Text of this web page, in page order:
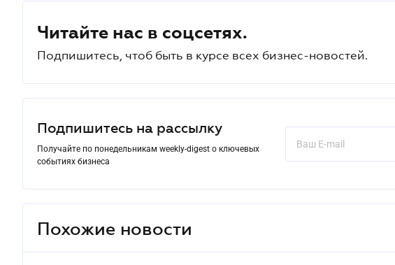
Читайте нас в соцсетях.
Подпишитесь, чтоб быть в курсе всех бизнес-новостей.
Подпишитесь на рассылку
Получайте по понедельникам weekly-digest о ключевых
событиях бизнеса
Похожие новости